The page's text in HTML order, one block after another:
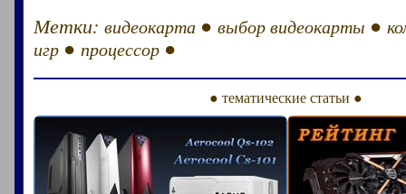
Метки:видеокарта ●выбор видеокарты ●
игр ● процессор ●
● тематические статьи ●